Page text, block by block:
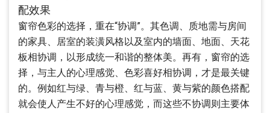
配效果
窗帘色彩的选择，重在“协调”。其色调、质地需与房间
的家具、居室的装潢风格以及室内的墙面、地面、天花
板相协调，以形成统一和谐的整体美。再有，窗帘的选
择，与主人的心理感觉、色彩喜好相协调，才是最关键
的。例如红与绿、青与橙、红与蓝、黄与紫的颜色搭配
就会使人产生不好的心理感觉，而这些不协调则主要体